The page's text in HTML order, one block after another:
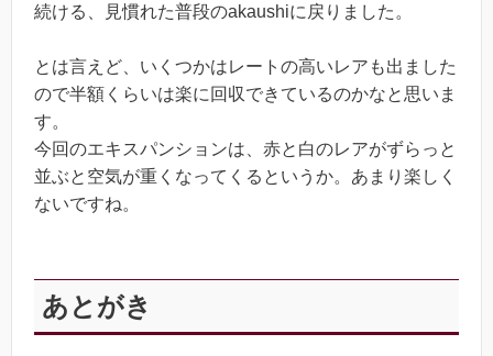
続ける、見慣れた普段のakaushiに戻りました。
とは言えど、いくつかはレートの高いレアも出ました
ので半額くらいは楽に回収できているのかなと思いま
す。
今回のエキスパンションは、赤と白のレアがずらっと
並ぶと空気が重くなってくるというか。あまり楽しく
ないですね。
あとがき